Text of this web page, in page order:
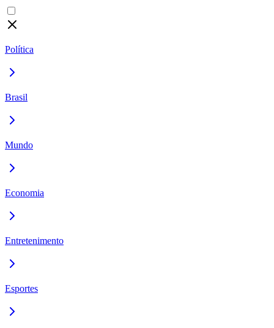
Política
Brasil
Mundo
Economia
Entretenimento
Esportes